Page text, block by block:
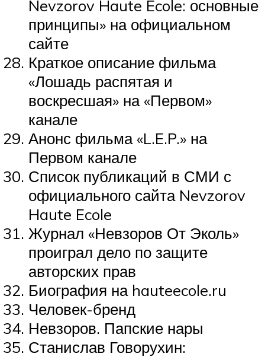
Nevzorov Haute Ecole: основные
принципы» на официальном
сайте
Краткое описание фильма
«Лошадь распятая и
воскресшая» на «Первом»
канале
Анонс фильма «L.E.P.» на
Первом канале
Список публикаций в СМИ с
официального сайта Nevzorov
Haute Ecole
Журнал «Невзоров От Эколь»
проиграл дело по защите
авторских прав
Биография на hauteecole.ru
Человек-бренд
Невзоров. Папские нары
Станислав Говорухин: